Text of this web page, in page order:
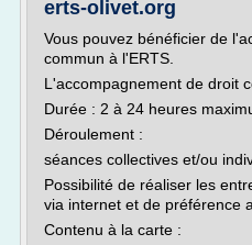
erts-olivet.org
Vous pouvez bénéficier de
commun à l'ERTS.
L'accompagnement de droit
Durée : 2 à 24 heures
Déroulement :
séances collectives et/ou
Possibilité de réaliser les
via internet et de préférence
Contenu à la carte :